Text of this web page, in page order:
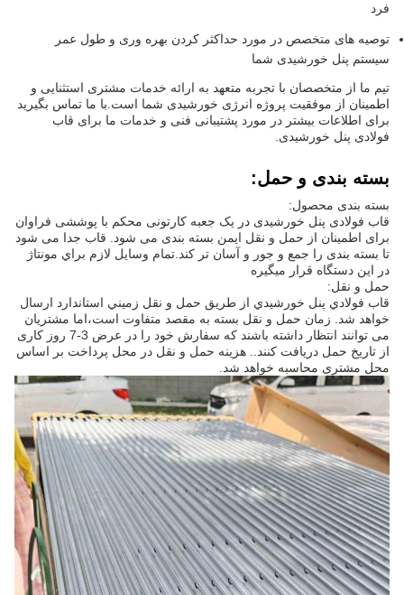
فرد
توصیه های متخصص در مورد حداکثر کردن بهره وری و طول عمر
سیستم پنل خورشیدی شما
تیم ما از متخصصان با تجربه متعهد به ارائه خدمات مشتری استثنایی و
اطمینان از موفقیت پروژه انرژی خورشیدی شما است.با ما تماس بگیرید
برای اطلاعات بیشتر در مورد پشتیبانی فنی و خدمات ما برای قاب
فولادی پنل خورشیدی.
بسته بندی و حمل:
بسته بندی محصول:
قاب فولادی پنل خورشیدی در یک جعبه کارتونی محکم با پوششی فراوان
برای اطمینان از حمل و نقل ایمن بسته بندی می شود. قاب جدا می شود
تا بسته بندی را جمع و جور و آسان تر کند.تمام وسايل لازم براي مونتاژ
در اين دستگاه قرار ميگيره
حمل و نقل:
قاب فولادي پنل خورشيدي از طريق حمل و نقل زميني استاندارد ارسال
خواهد شد. زمان حمل و نقل بسته به مقصد متفاوت است،اما مشتریان
می توانند انتظار داشته باشند که سفارش خود را در عرض 3-7 روز کاری
از تاریخ حمل دریافت کنند.. هزینه حمل و نقل در محل پرداخت بر اساس
محل مشتری محاسبه خواهد شد.